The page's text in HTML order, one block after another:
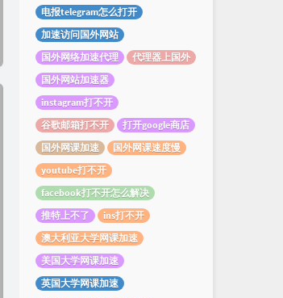
电报telegram怎么打开
加速访问国外网站
国外网络加速代理
代理器上国外
国外网站加速器
instagram打不开
谷歌邮箱打不开
打开google商店
国外网课加速
国外网课速度慢
youtube打不开
facebook打不开怎么解决
推特上不了
ins打不开
澳大利亚大学网课加速
美国大学网课加速
英国大学网课加速